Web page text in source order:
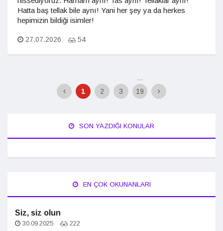
Hatta baş tellak bile aynı! Yani her şey ya da herkes
hepimizin bildiği isimler!
27.07.2026 54
1 2 3
...
19
SON YAZDIĞI KONULAR
EN ÇOK OKUNANLARI
Siz, siz olun
30.09.2025 222